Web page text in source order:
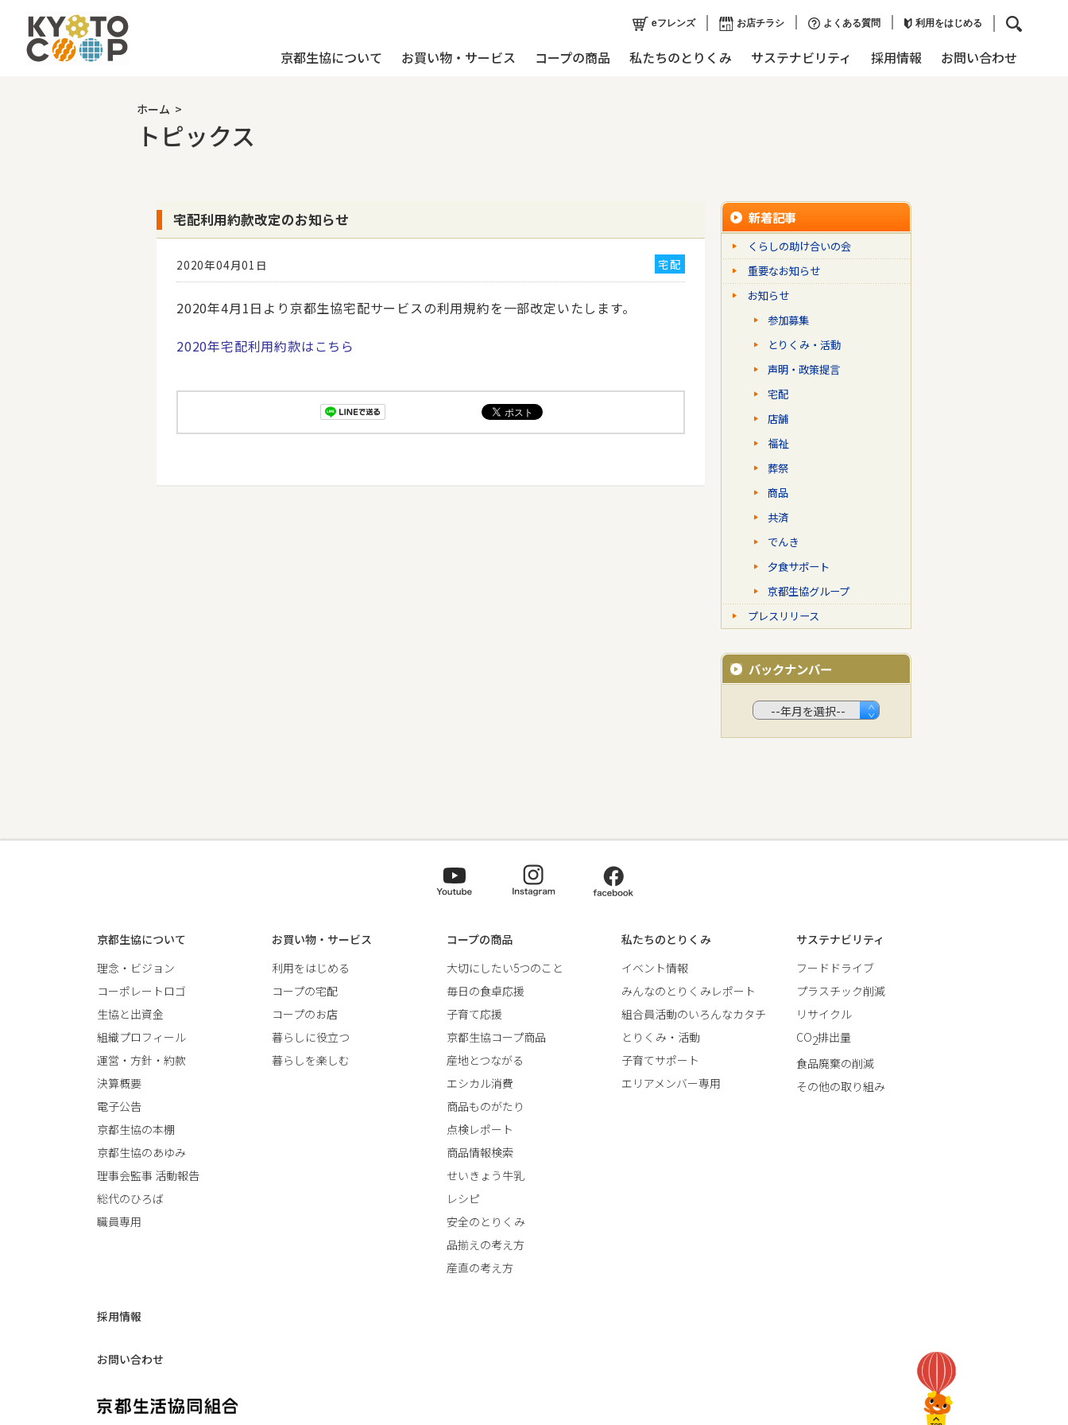
eフレンズ お店チラシ よくある質問 利用をはじめる
京都生協について お買い物・サービス コープの商品 私たちのとりくみ サステナビリティ 採用情報 お問い合わせ
ホーム >
トピックス
宅配利用約款改定のお知らせ
2020年04月01日 宅配
2020年4月1日より京都生協宅配サービスの利用規約を一部改定いたします。
2020年宅配利用約款はこちら
新着記事
くらしの助け合いの会
重要なお知らせ
お知らせ
参加募集
とりくみ・活動
声明・政策提言
宅配
店舗
福祉
葬祭
商品
共済
でんき
夕食サポート
京都生協グループ
プレスリリース
バックナンバー
京都生協について
理念・ビジョン
コーポレートロゴ
生協と出資金
組織プロフィール
運営・方針・約款
決算概要
電子公告
京都生協の本棚
京都生協のあゆみ
理事会監事 活動報告
総代のひろば
職員専用
お買い物・サービス
利用をはじめる
コープの宅配
コープのお店
暮らしに役立つ
暮らしを楽しむ
コープの商品
大切にしたい5つのこと
毎日の食卓応援
子育て応援
京都生協コープ商品
産地とつながる
エシカル消費
商品ものがたり
点検レポート
商品情報検索
せいきょう牛乳
レシピ
安全のとりくみ
品揃えの考え方
産直の考え方
私たちのとりくみ
イベント情報
みんなのとりくみレポート
組合員活動のいろんなカタチ
とりくみ・活動
子育てサポート
エリアメンバー専用
サステナビリティ
フードドライブ
プラスチック削減
リサイクル
CO2排出量
食品廃棄の削減
その他の取り組み
採用情報
お問い合わせ